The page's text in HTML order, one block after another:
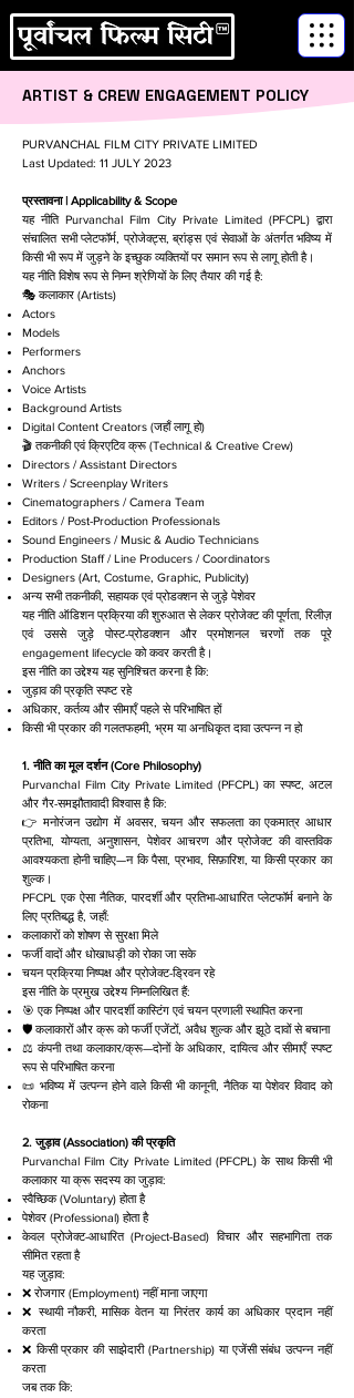
ARTIST & CREW ENGAGEMENT POLICY
PURVANCHAL FILM CITY PRIVATE LIMITED
​Last Updated: 11 JULY 2023
प्रस्तावना | Applicability & Scope
यह नीति Purvanchal Film City Private Limited (PFCPL) द्वारा
संचालित सभी प्लेटफॉर्म, प्रोजेक्ट्स, ब्रांड्स एवं सेवाओं के अंतर्गत भविष्य में
किसी भी रूप में जुड़ने के इच्छुक व्यक्तियों पर समान रूप से लागू होती है।
यह नीति विशेष रूप से निम्न श्रेणियों के लिए तैयार की गई है:
🎭 कलाकार (Artists)
Actors
Models
Performers
Anchors
Voice Artists
Background Artists
Digital Content Creators (जहाँ लागू हो)
🎬 तकनीकी एवं क्रिएटिव क्रू (Technical & Creative Crew)
Directors / Assistant Directors
Writers / Screenplay Writers
Cinematographers / Camera Team
Editors / Post-Production Professionals
Sound Engineers / Music & Audio Technicians
Production Staff / Line Producers / Coordinators
Designers (Art, Costume, Graphic, Publicity)
अन्य सभी तकनीकी, सहायक एवं प्रोडक्शन से जुड़े पेशेवर
यह नीति ऑडिशन प्रक्रिया की शुरुआत से लेकर प्रोजेक्ट की पूर्णता, रिलीज़
एवं उससे जुड़े पोस्ट-प्रोडक्शन और प्रमोशनल चरणों तक पूरे
engagement lifecycle को कवर करती है।
इस नीति का उद्देश्य यह सुनिश्चित करना है कि:
जुड़ाव की प्रकृति स्पष्ट रहे
अधिकार, कर्तव्य और सीमाएँ पहले से परिभाषित हों
किसी भी प्रकार की गलतफहमी, भ्रम या अनधिकृत दावा उत्पन्न न हो
1. नीति का मूल दर्शन (Core Philosophy)
Purvanchal Film City Private Limited (PFCPL) का स्पष्ट, अटल
और गैर-समझौतावादी विश्वास है कि:
👉 मनोरंजन उद्योग में अवसर, चयन और सफलता का एकमात्र आधार
प्रतिभा, योग्यता, अनुशासन, पेशेवर आचरण और प्रोजेक्ट की वास्तविक
आवश्यकता होनी चाहिए—न कि पैसा, प्रभाव, सिफ़ारिश, या किसी प्रकार का
शुल्क।
PFCPL एक ऐसा नैतिक, पारदर्शी और प्रतिभा-आधारित प्लेटफॉर्म बनाने के
लिए प्रतिबद्ध है, जहाँ:
कलाकारों को शोषण से सुरक्षा मिले
फर्जी वादों और धोखाधड़ी को रोका जा सके
चयन प्रक्रिया निष्पक्ष और प्रोजेक्ट-ड्रिवन रहे
इस नीति के प्रमुख उद्देश्य निम्नलिखित हैं:
🎯 एक निष्पक्ष और पारदर्शी कास्टिंग एवं चयन प्रणाली स्थापित करना
🛡️ कलाकारों और क्रू को फर्जी एजेंटों, अवैध शुल्क और झूठे दावों से बचाना
⚖️ कंपनी तथा कलाकार/क्रू—दोनों के अधिकार, दायित्व और सीमाएँ स्पष्ट
रूप से परिभाषित करना
📜 भविष्य में उत्पन्न होने वाले किसी भी कानूनी, नैतिक या पेशेवर विवाद को
रोकना
2. जुड़ाव (Association) की प्रकृति
Purvanchal Film City Private Limited (PFCPL) के साथ किसी भी
कलाकार या क्रू सदस्य का जुड़ाव:
स्वैच्छिक (Voluntary) होता है
पेशेवर (Professional) होता है
केवल प्रोजेक्ट-आधारित (Project-Based) विचार और सहभागिता तक
सीमित रहता है
यह जुड़ाव:
❌ रोजगार (Employment) नहीं माना जाएगा
❌ स्थायी नौकरी, मासिक वेतन या निरंतर कार्य का अधिकार प्रदान नहीं
करता
❌ किसी प्रकार की साझेदारी (Partnership) या एजेंसी संबंध उत्पन्न नहीं
करता
जब तक कि: